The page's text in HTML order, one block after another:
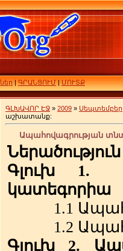
|ԳՐԱՆՑՈՒՄ|ՄՈՒՏՔ
ԳԼԽԱՎՈՐ ԷՋ » 2009 » Սեպտեմբեր
աշխատանք:
Ապահովագրության
Ներածություն
Գլուխ 1.
կատեգորիա
1.1
1.2
Գլուխ 2.